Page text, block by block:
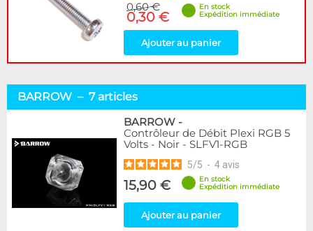
0,60 €
0,30 €
En stock
Expédition immédiate
Ajouter au panier
BARROW – 7 articles
BARROW -
Contrôleur de Débit Plexi RGB 5
Volts - Noir - SLFV1-RGB
5/5 - 4 avis
15,90 €
En stock
Expédition immédiate
Ajouter au panier